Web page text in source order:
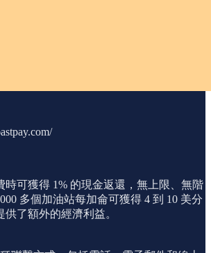
時可獲得 1% 的現金返還，無上限、無階
多個加油站每加侖可獲得 4 到 10 美分
了額外的經濟利益。